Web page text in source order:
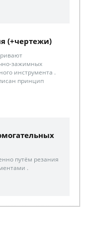
(+чертежи)
зажимных
инструмента .
принцип
путём резания
.